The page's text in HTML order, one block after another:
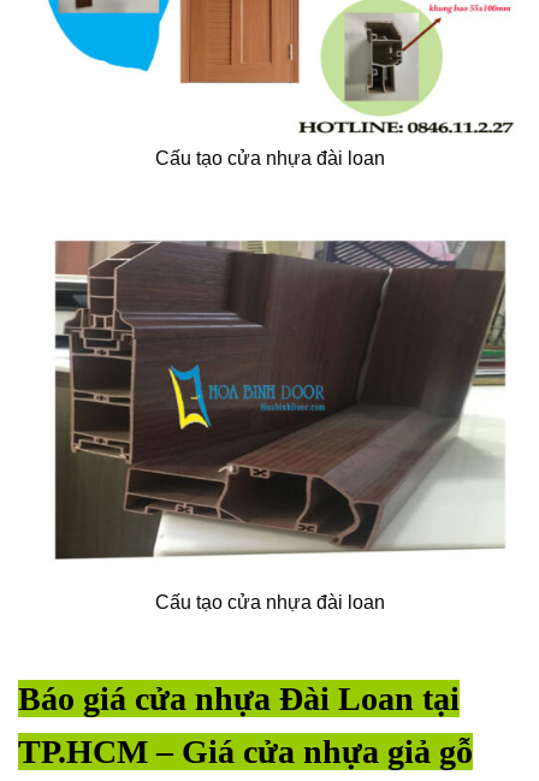
Cấu tạo cửa nhựa đài loan
Cấu tạo cửa nhựa đài loan
Báo giá cửa nhựa Đài Loan tại
TP.HCM – Giá cửa nhựa giả gỗ